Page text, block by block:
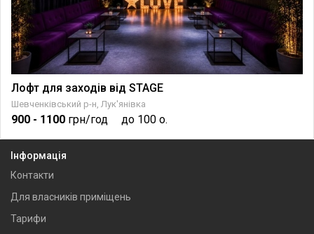
Лофт для заходів від STAGE
Шевченківський р-н, Лук'янівка
900 - 1100 грн/год до 100 о.
Інформація
Контакти
Для власників приміщень
Тарифи